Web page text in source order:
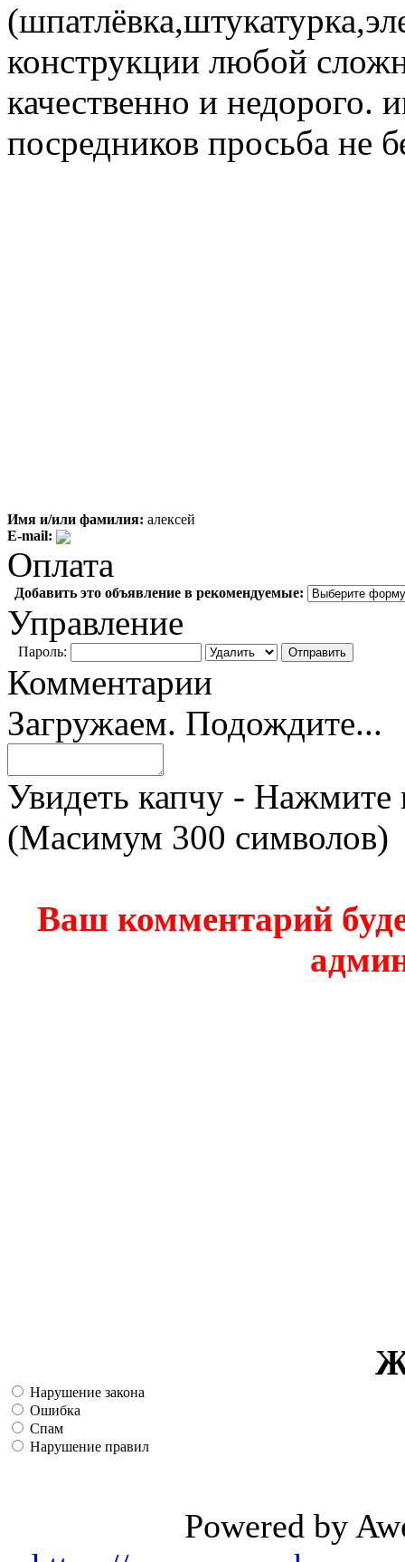
конструкции любой
качественно и недорого.
посредников просьба не
Имя и/или фамилия: алексей
E-mail:
Оплата
Добавить это объявление в рекомендуемые:
Управление
Пароль:
Комментарии
Загружаем. Подождите...
Увидеть капчу - Нажмите
(Масимум 300 символов)
Ваш комментарий
Нарушение закона
Ошибка
Спам
Нарушение правил
Powered by